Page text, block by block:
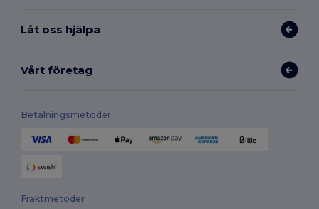
Låt oss hjälpa
Vårt företag
Betalningsmetoder
Fraktmetoder